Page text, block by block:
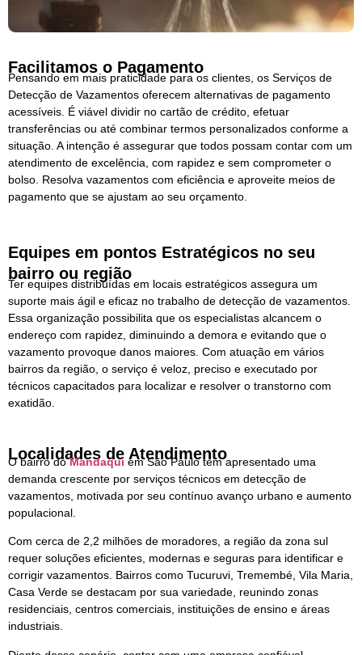
Facilitamos o Pagamento
Pensando em mais praticidade para os clientes, os Serviços de
Detecção de Vazamentos oferecem alternativas de pagamento
acessíveis. É viável dividir no cartão de crédito, efetuar
transferências ou até combinar termos personalizados conforme a
situação. A intenção é assegurar que todos possam contar com um
atendimento de excelência, com rapidez e sem comprometer o
bolso. Resolva vazamentos com eficiência e aproveite meios de
pagamento que se ajustam ao seu orçamento.
Equipes em pontos Estratégicos no seu
bairro ou região
Ter equipes distribuídas em locais estratégicos assegura um
suporte mais ágil e eficaz no trabalho de detecção de vazamentos.
Essa organização possibilita que os especialistas alcancem o
endereço com rapidez, diminuindo a demora e evitando que o
vazamento provoque danos maiores. Com atuação em vários
bairros da região, o serviço é veloz, preciso e executado por
técnicos capacitados para localizar e resolver o transtorno com
exatidão.
Localidades de Atendimento
O bairro doMandaqui em São Paulo tem apresentado uma
demanda crescente por serviços técnicos em detecção de
vazamentos, motivada por seu contínuo avanço urbano e aumento
populacional.
Com cerca de 2,2 milhões de moradores, a região da zona sul
requer soluções eficientes, modernas e seguras para identificar e
corrigir vazamentos. Bairros como Tucuruvi, Tremembé, Vila Maria,
Casa Verde se destacam por sua variedade, reunindo zonas
residenciais, centros comerciais, instituições de ensino e áreas
industriais.